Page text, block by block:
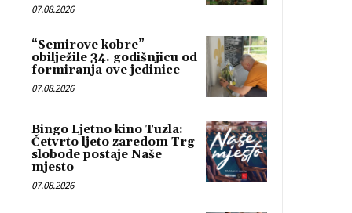
07.08.2026
“Semirove kobre”
obilježile 34. godišnjicu od
formiranja ove jedinice
07.08.2026
Bingo Ljetno kino Tuzla:
Četvrto ljeto zaredom Trg
slobode postaje Naše
mjesto
07.08.2026